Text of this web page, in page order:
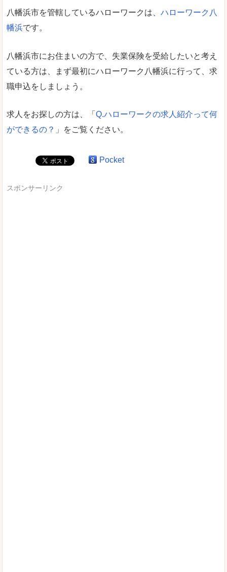
八幡浜市を管轄しているハローワークは、 ハローワーク八
幡浜です。
八幡浜市にお住まいの方で、失業保険を受給したいと考え
ている方は、まず最初にハローワーク八幡浜に行って、求
職申込をしましょう。
求人をお探しの方は、「 Q.ハローワークの求人紹介って何
ができるの？ 」をご覧ください。
Pocket
スポンサーリンク